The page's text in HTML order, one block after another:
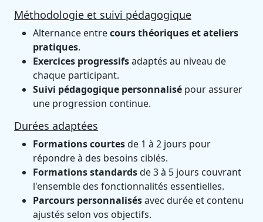
Méthodologie et suivi pédagogique
Alternance entrecours théoriques et ateliers
pratiques.
Exercices progressifsadaptés au niveau de
chaque participant.
Suivi pédagogique personnalisé pour assurer
une progression continue.
Durées adaptées
Formations courtesde 1 à 2 jours pour
répondre à des besoins ciblés.
Formations standardsde 3 à 5 jours couvrant
l'ensemble des fonctionnalités essentielles.
Parcours personnalisésavec durée et contenu
ajustés selon vos objectifs.